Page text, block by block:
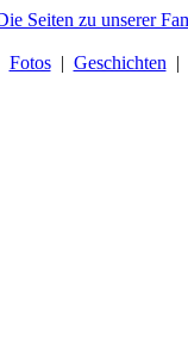
Fotos| Geschichten |